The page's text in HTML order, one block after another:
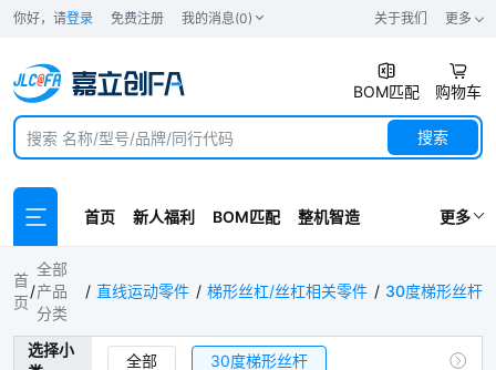
你好，请登录 免费注册 我的消息(0) 关于我们 更多
BOM匹配 购物车
搜索
首页 新人福利 BOM匹配 整机智造 更多
30度梯形丝杆
首
页
全部
产品
分类
直线运动零件 梯形丝杠/丝杠相关零件 30度梯形丝杆
选择小
全部 30度梯形丝杆